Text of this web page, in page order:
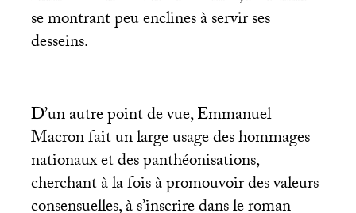
se montrant peu enclines à servir ses
desseins.
D’un autre point de vue, Emmanuel
Macron fait un large usage des hommages
nationaux et des panthéonisations,
cherchant à la fois à promouvoir des valeurs